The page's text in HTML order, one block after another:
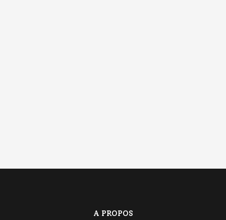
A PROPOS